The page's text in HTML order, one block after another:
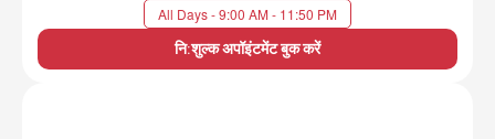
All Days - 9:00 AM - 11:50 PM
नि:शुल्क अपॉइंटमेंट बुक करें